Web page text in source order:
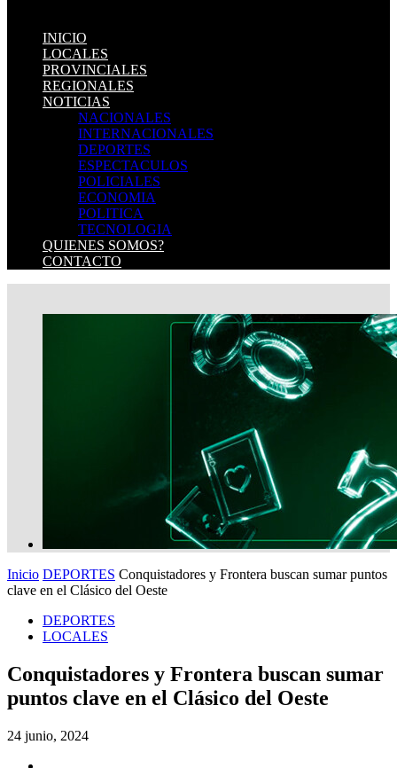
INICIO
LOCALES
PROVINCIALES
REGIONALES
NOTICIAS
NACIONALES
INTERNACIONALES
DEPORTES
ESPECTACULOS
POLICIALES
ECONOMIA
POLITICA
TECNOLOGIA
QUIENES SOMOS?
CONTACTO
Inicio DEPORTES Conquistadores y Frontera buscan sumar puntos
clave en el Clásico del Oeste
DEPORTES
LOCALES
Conquistadores y Frontera buscan sumar
puntos clave en el Clásico del Oeste
24 junio, 2024